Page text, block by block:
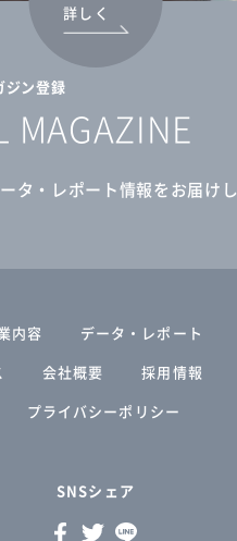
ジン登録
MAGAZINE
タ・レポート情報をお届けし
詳しく
内容
データ・レポート
会社概要
採用情報
プライバシーポリシー
SNSシェア